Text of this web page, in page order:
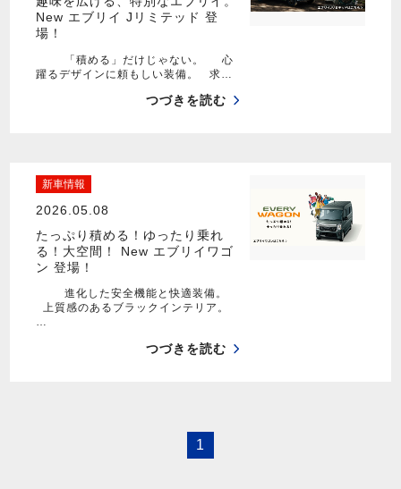
New エブリイ Jリミテッド 登
場！
「積める」だけじゃない。 心
躍るデザインに頼もしい装備。 求…
つづきを読む
新車情報
2026.05.08
たっぷり積める！ゆったり乗れ
る！大空間！ New エブリイワゴ
ン 登場！
進化した安全機能と快適装備。
上質感のあるブラックインテリア。
…
つづきを読む
1